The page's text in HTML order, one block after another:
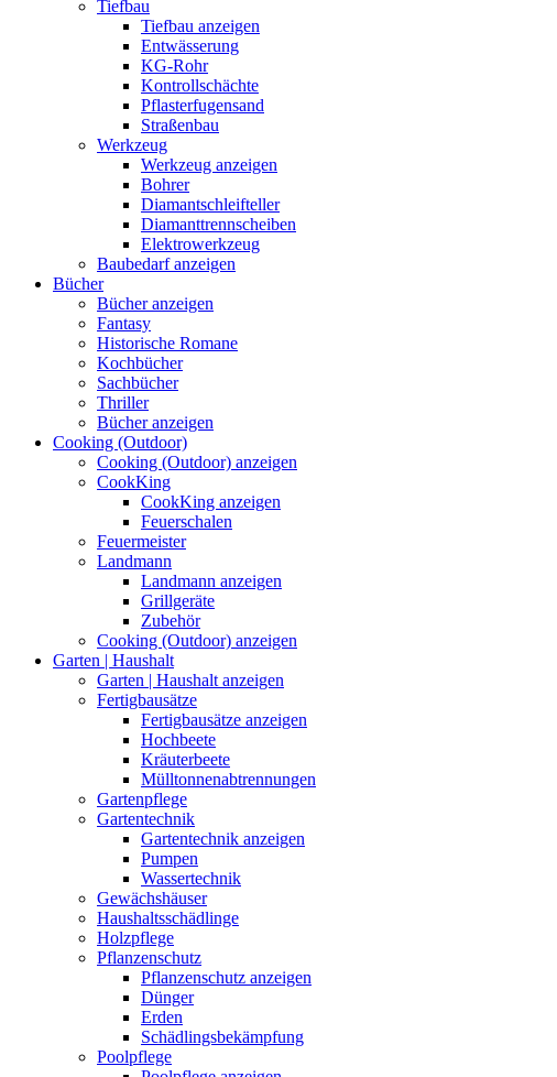
Tiefbau
Tiefbau anzeigen
Entwässerung
KG-Rohr
Kontrollschächte
Pflasterfugensand
Straßenbau
Werkzeug
Werkzeug anzeigen
Bohrer
Diamantschleifteller
Diamanttrennscheiben
Elektrowerkzeug
Baubedarf anzeigen
Bücher
Bücher anzeigen
Fantasy
Historische Romane
Kochbücher
Sachbücher
Thriller
Bücher anzeigen
Cooking (Outdoor)
Cooking (Outdoor) anzeigen
CookKing
CookKing anzeigen
Feuerschalen
Feuermeister
Landmann
Landmann anzeigen
Grillgeräte
Zubehör
Cooking (Outdoor) anzeigen
Garten | Haushalt
Garten | Haushalt anzeigen
Fertigbausätze
Fertigbausätze anzeigen
Hochbeete
Kräuterbeete
Mülltonnenabtrennungen
Gartenpflege
Gartentechnik
Gartentechnik anzeigen
Pumpen
Wassertechnik
Gewächshäuser
Haushaltsschädlinge
Holzpflege
Pflanzenschutz
Pflanzenschutz anzeigen
Dünger
Erden
Schädlingsbekämpfung
Poolpflege